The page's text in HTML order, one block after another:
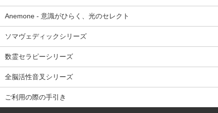
Anemone - 意識がひらく、光のセレクト
ソマヴェディックシリーズ
数霊セラピーシリーズ
全脳活性音叉シリーズ
ご利用の際の手引き